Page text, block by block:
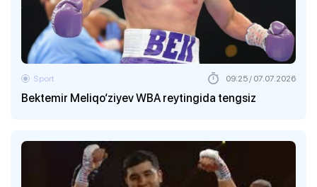
Bektemir Meliqo‘ziyev WBA reytingida tengsiz
Sport 09:25 / 07.07.2026